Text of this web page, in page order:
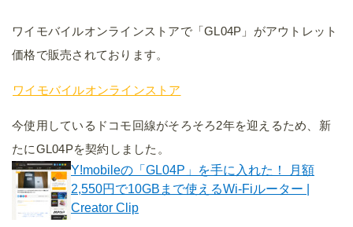
ワイモバイルオンラインストアで「GL04P」がアウトレット
価格で販売されております。
ワイモバイルオンラインストア
今使用しているドコモ回線がそろそろ2年を迎えるため、新
たにGL04Pを契約しました。
Y!mobileの「GL04P」を手に入れた！ 月額
2,550円で10GBまで使えるWi-Fiルーター |
Creator Clip